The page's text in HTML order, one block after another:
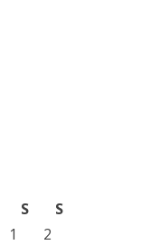
S
S
1
2